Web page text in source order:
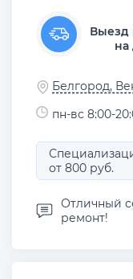
Выезд
на
Белгород,
пн-вс 8:00-
от 800 руб.
Отличный
ремонт!